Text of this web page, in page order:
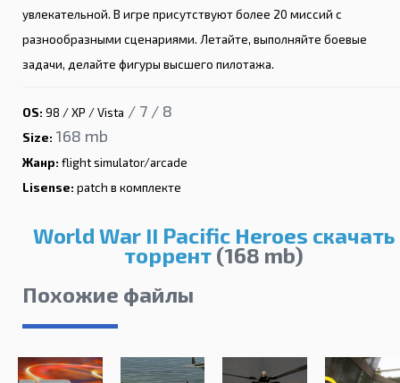
увлекательной. В игре присутствуют более 20 миссий с
разнообразными сценариями. Летайте, выполняйте боевые
задачи, делайте фигуры высшего пилотажа.
OS: 98 / XP / Vista / 7 / 8
Size: 168 mb
Жанр: flight simulator/arcade
Lisense: patch в комплекте
World War II Pacific Heroes скачать
торрент(168 mb)
Похожие файлы